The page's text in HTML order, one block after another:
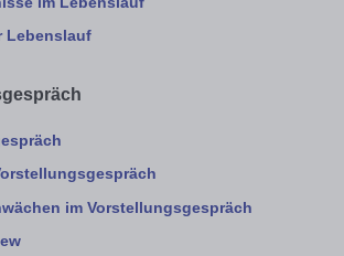
Lebenslauf
im Vorstellungsgespräch